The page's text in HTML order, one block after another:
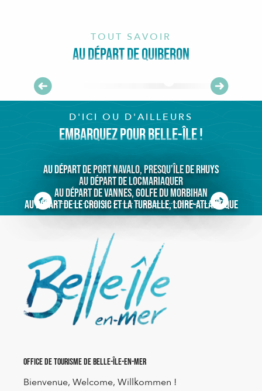
TOUT SAVOIR
AU DÉPART DE QUIBERON
existe à Quiberon pour faciliter votre
embarquement pour Belle-Île… Et laisser votre
voiture en sécurité.
D'ICI OU D'AILLEURS
EMBARQUEZ POUR BELLE-ÎLE !
Au départ de Port Navalo, Presqu’île de Rhuys
Au départ de Locmariaquer
Au départ de Vannes, Golfe du Morbihan
Au départ de Le Croisic et La Turballe, Loire-Atlantique
Au départ de Port Navalo, Presqu’île de Rhuys
Office de Tourisme de Belle-Île-en-Mer
Bienvenue, Welcome, Willkommen !